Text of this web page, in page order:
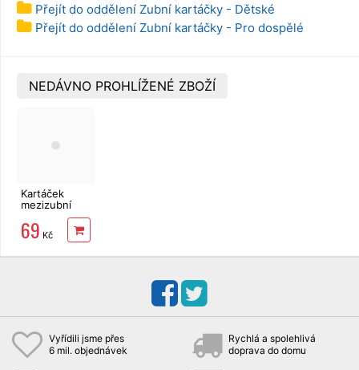
Přejít do oddělení Zubní kartáčky - Dětské
Přejít do oddělení Zubní kartáčky - Pro dospělé
NEDÁVNO PROHLÍŽENÉ ZBOŽÍ
Kartáček
mezizubní
Rebi Dental
0,5 mm
červené 8 ks
69 Kč
Vyřídili jsme přes
6 mil. objednávek
Rychlá a spolehlivá
doprava do domu